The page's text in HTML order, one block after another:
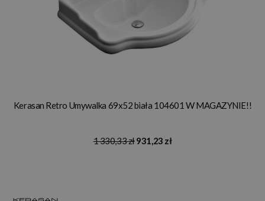
Kerasan Retro Umywalka 69x52 biała 104601 W MAGAZYNIE!!
1 330,33 zł931,23 zł